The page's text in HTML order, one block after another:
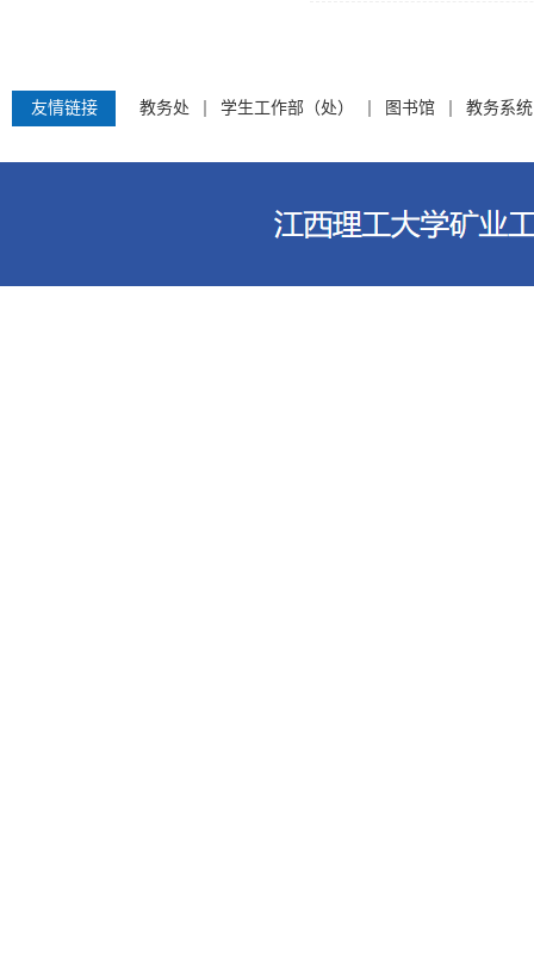
友情链接 教务处 学生工作部（处） 图书馆 教务系统